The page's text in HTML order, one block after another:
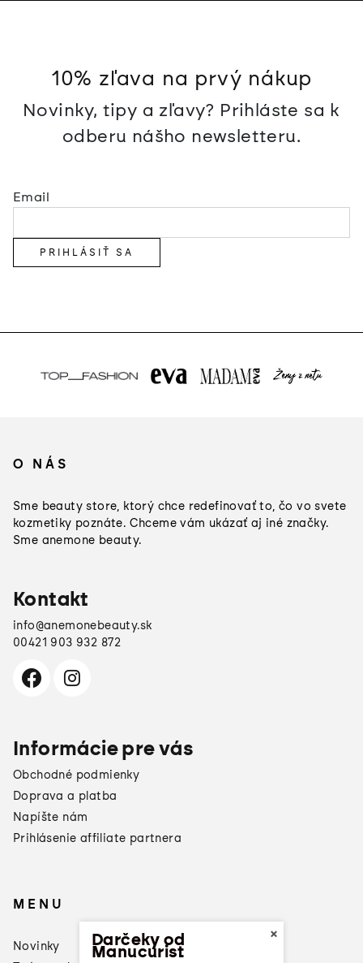
10% zľava na prvý nákup
Novinky, tipy a zľavy? Prihláste sa k
odberu nášho newsletteru.
Email
PRIHLÁSIŤ SA
O NÁS
Sme beauty store, ktorý chce redefinovať to, čo vo svete
kozmetiky poznáte. Chceme vám ukázať aj iné značky.
Sme anemone beauty.
Kontakt
info@anemonebeauty.sk
00421 903 932 872
Informácie pre vás
Obchodné podmienky
Doprava a platba
Napíšte nám
Prihlásenie affiliate partnera
MENU
Novinky
×
Darčeky od
Manucurist